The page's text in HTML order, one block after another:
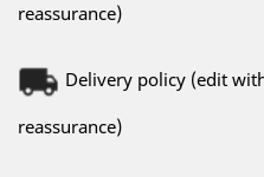
reassurance)
Delivery policy (edit
reassurance)